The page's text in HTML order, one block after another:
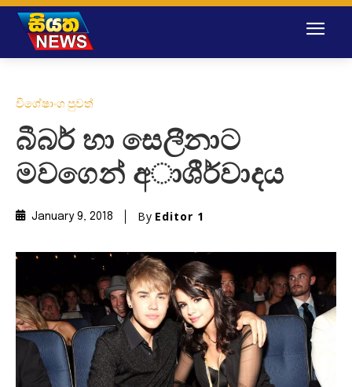
විශේෂාංග පුවත්
බීබර් හා සෙලීනාට
මවගෙන් අාශීර්වාදය
January 9, 2018 By Editor 1